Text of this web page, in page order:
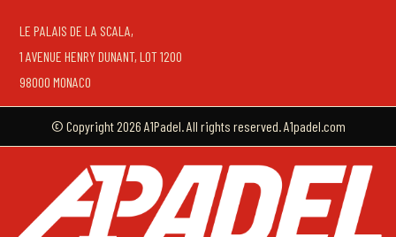
LE PALAIS DE LA SCALA,
1 AVENUE HENRY DUNANT, LOT 1200
98000 MONACO
© Copyright 2026 A1Padel. All rights reserved. A1padel.com